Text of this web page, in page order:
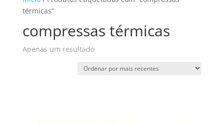
térmicas”
compressas térmicas
Apenas um resultado